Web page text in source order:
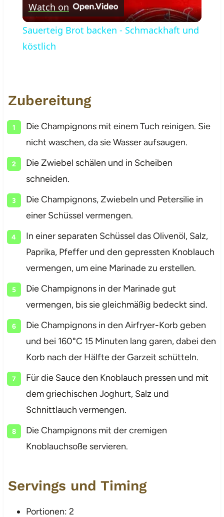
Video
Watch on
Sauerteig Brot backen - Schmackhaft und
köstlich
Zubereitung
Die Champignons mit einem Tuch reinigen. Sie
nicht waschen, da sie Wasser aufsaugen.
Die Zwiebel schälen und in Scheiben
schneiden.
Die Champignons, Zwiebeln und Petersilie in
einer Schüssel vermengen.
In einer separaten Schüssel das Olivenöl, Salz,
Paprika, Pfeffer und den gepressten Knoblauch
vermengen, um eine Marinade zu erstellen.
Die Champignons in der Marinade gut
vermengen, bis sie gleichmäßig bedeckt sind.
Die Champignons in den Airfryer-Korb geben
und bei 160°C 15 Minuten lang garen, dabei den
Korb nach der Hälfte der Garzeit schütteln.
Für die Sauce den Knoblauch pressen und mit
dem griechischen Joghurt, Salz und
Schnittlauch vermengen.
Die Champignons mit der cremigen
Knoblauchsoße servieren.
Servings und Timing
Portionen: 2